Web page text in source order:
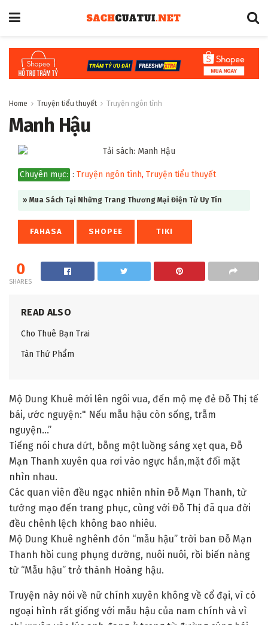
Home Truyện tiểu thuyết Truyện ngôn tình
Manh Hậu
Chuyên mục: : Truyện ngôn tình, Truyện tiểu thuyết
» Mua Sách Tại Những Trang Thương Mại Điện Tử Uy Tín
FAHASA SHOPEE TIKI
0
SHARES
READ ALSO
Cho Thuê Bạn Trai
Tàn Thứ Phẩm
Mộ Dung Khuê mới lên ngôi vua, đến mộ mẹ đẻ Đỗ Thị tế
bái, ước nguyện:" Nếu mẫu hậu còn sống, trẫm
nguyện…”
Tiếng nói chưa dứt, bỗng một luồng sáng xẹt qua, Đỗ
Mạn Thanh xuyên qua rơi vào ngực hắn,mặt đối mặt
nhìn nhau.
Các quan viên đều ngạc nhiên nhìn Đỗ Mạn Thanh, từ
tướng mạo đến trang phục, cùng với Đỗ Thị đã qua đời
đều chênh lệch không bao nhiêu.
Mộ Dung Khuê nghênh đón “mẫu hậu” trời ban Đỗ Mạn
Thanh hồi cung phụng dưỡng, nuôi nuôi, rồi biến nàng
từ “Mẫu hậu” trở thành Hoàng hậu.
Truyện này nói về nữ chính xuyên không về cổ đại, vì có
ngoại hình rất giống với mẫu hậu của nam chính và vì